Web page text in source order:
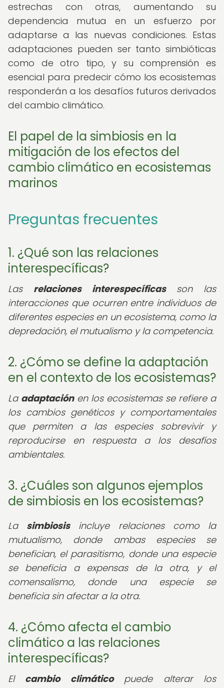
estrechas con otras, aumentando su
dependencia mutua en un esfuerzo por
adaptarse a las nuevas condiciones. Estas
adaptaciones pueden ser tanto simbióticas
como de otro tipo, y su comprensión es
esencial para predecir cómo los ecosistemas
responderán a los desafíos futuros derivados
del cambio climático.
El papel de la simbiosis en la
mitigación de los efectos del
cambio climático en ecosistemas
marinos
Preguntas frecuentes
1. ¿Qué son las relaciones
interespecíficas?
Las relaciones interespecíficasson las
interacciones que ocurren entre individuos de
diferentes especies en un ecosistema, como la
depredación, el mutualismo y la competencia.
2. ¿Cómo se define la adaptación
en el contexto de los ecosistemas?
La adaptaciónen los ecosistemas se refiere a
los cambios genéticos y comportamentales
que permiten a las especies sobrevivir y
reproducirse en respuesta a los desafíos
ambientales.
3. ¿Cuáles son algunos ejemplos
de simbiosis en los ecosistemas?
La simbiosisincluye relaciones como la
mutualismo, donde ambas especies se
benefician, el parasitismo, donde una especie
se beneficia a expensas de la otra, y el
comensalismo, donde una especie se
beneficia sin afectar a la otra.
4. ¿Cómo afecta el cambio
climático a las relaciones
interespecíficas?
El cambio climáticopuede alterar los